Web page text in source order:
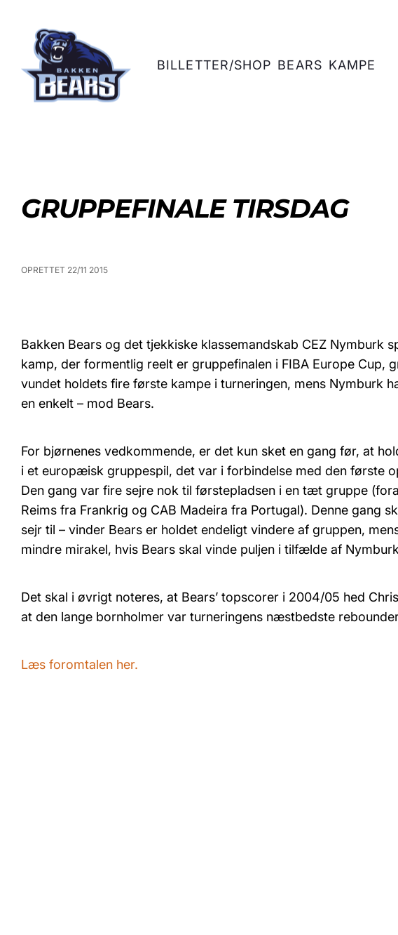
BILLETTER/SHOP BEARS KAMPE
GRUPPEFINALE TIRSDAG
OPRETTET 22/11 2015
Bakken Bears og det tjekkiske klassemandskab CEZ Nymburk
kamp, der formentlig reelt er gruppefinalen i FIBA Europe Cup,
vundet holdets fire første kampe i turneringen, mens Nymburk
en enkelt – mod Bears.
For bjørnenes vedkommende, er det kun sket en gang før, at
i et europæisk gruppespil, det var i forbindelse med den første
Den gang var fire sejre nok til førstepladsen i en tæt gruppe
Reims fra Frankrig og CAB Madeira fra Portugal). Denne gang
sejr til – vinder Bears er holdet endeligt vindere af gruppen,
mindre mirakel, hvis Bears skal vinde puljen i tilfælde af
Det skal i øvrigt noteres, at Bears’ topscorer i 2004/05 hed
at den lange bornholmer var turneringens næstbedste
Læs foromtalen her.